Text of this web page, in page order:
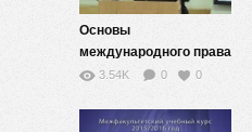
Основы
международного права
-13 3.54K 0 0